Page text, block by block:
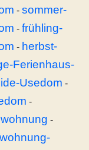
- sommer-
- frühling-
- herbst-
Ferienhaus-
Usedom -
-
-